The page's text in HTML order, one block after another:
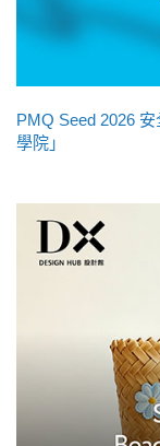
PMQ Seed 2026
學院」